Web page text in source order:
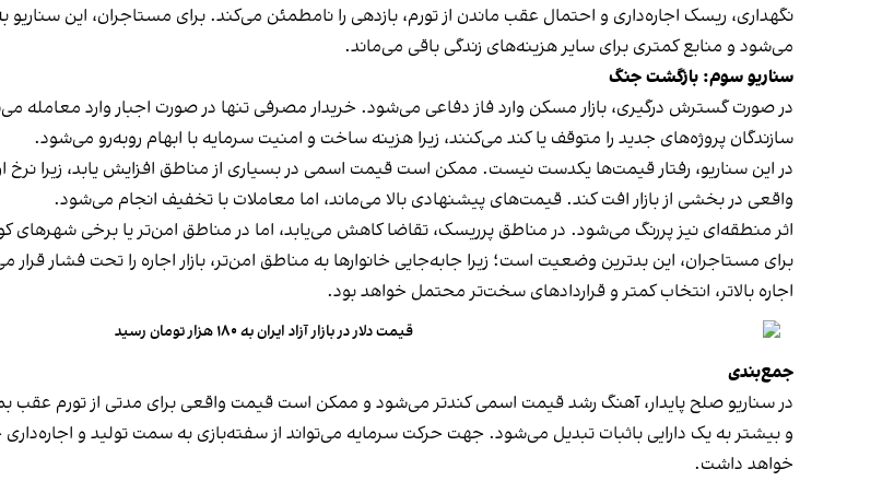
نگهداری، ریسک اجاره‌داری و احتمال عقب ماندن از تورم، بازدهی را نامطمئن می‌کند. برای مستاجران، این
می‌شود و منابع کمتری برای سایر هزینه‌های زندگی باقی می‌ماند.
سناریو سوم: بازگشت جنگ
در صورت گسترش درگیری، بازار مسکن وارد فاز دفاعی می‌شود. خریدار مصرفی تنها در صورت اجبار وارد معامله
سازندگان پروژه‌های جدید را متوقف یا کند می‌کنند، زیرا هزینه ساخت و امنیت سرمایه با ابهام روبه‌رو می‌شود.
در این سناریو، رفتار قیمت‌ها یکدست نیست. ممکن است قیمت اسمی در بسیاری از مناطق افزایش یابد، زیرا نرخ
واقعی در بخشی از بازار افت کند. قیمت‌های پیشنهادی بالا می‌ماند، اما معاملات با تخفیف انجام می‌شود.
اثر منطقه‌ای نیز پررنگ می‌شود. در مناطق پرریسک، تقاضا کاهش می‌یابد، اما در مناطق امن‌تر یا برخی
برای مستاجران، این بدترین وضعیت است؛ زیرا جابه‌جایی خانوارها به مناطق امن‌تر، بازار اجاره را تحت فشار
اجاره بالاتر، انتخاب کمتر و قراردادهای سخت‌تر محتمل خواهد بود.
قیمت دلار در بازار آزاد ایران به ۱۸۰ هزار تومان رسید
جمع‌بندی
در سناریو صلح پایدار، آهنگ رشد قیمت اسمی کندتر می‌شود و ممکن است قیمت واقعی برای مدتی از تورم
و بیشتر به یک دارایی باثبات تبدیل می‌شود. جهت حرکت سرمایه می‌تواند از سفته‌بازی به سمت تولید و
خواهد داشت.